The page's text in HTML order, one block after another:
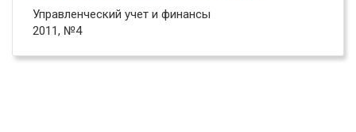
Управленческий учет и финансы
2011, №4